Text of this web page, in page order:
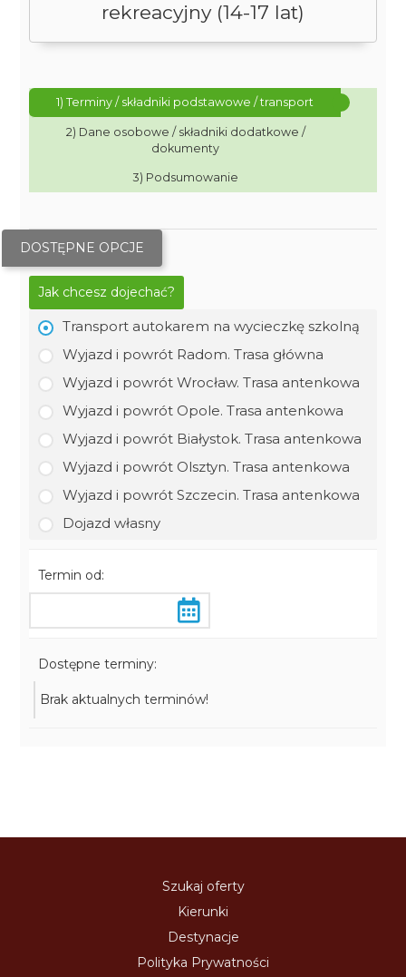
rekreacyjny (14-17 lat)
1) Terminy / składniki podstawowe / transport
2) Dane osobowe / składniki dodatkowe /
dokumenty
3) Podsumowanie
DOSTĘPNE OPCJE
Jak chcesz dojechać?
Transport autokarem na wycieczkę szkolną
Wyjazd i powrót Radom. Trasa główna
Wyjazd i powrót Wrocław. Trasa antenkowa
Wyjazd i powrót Opole. Trasa antenkowa
Wyjazd i powrót Białystok. Trasa antenkowa
Wyjazd i powrót Olsztyn. Trasa antenkowa
Wyjazd i powrót Szczecin. Trasa antenkowa
Dojazd własny
Termin od:
Dostępne terminy:
Brak aktualnych terminów!
Szukaj oferty
Kierunki
Destynacje
Polityka Prywatności